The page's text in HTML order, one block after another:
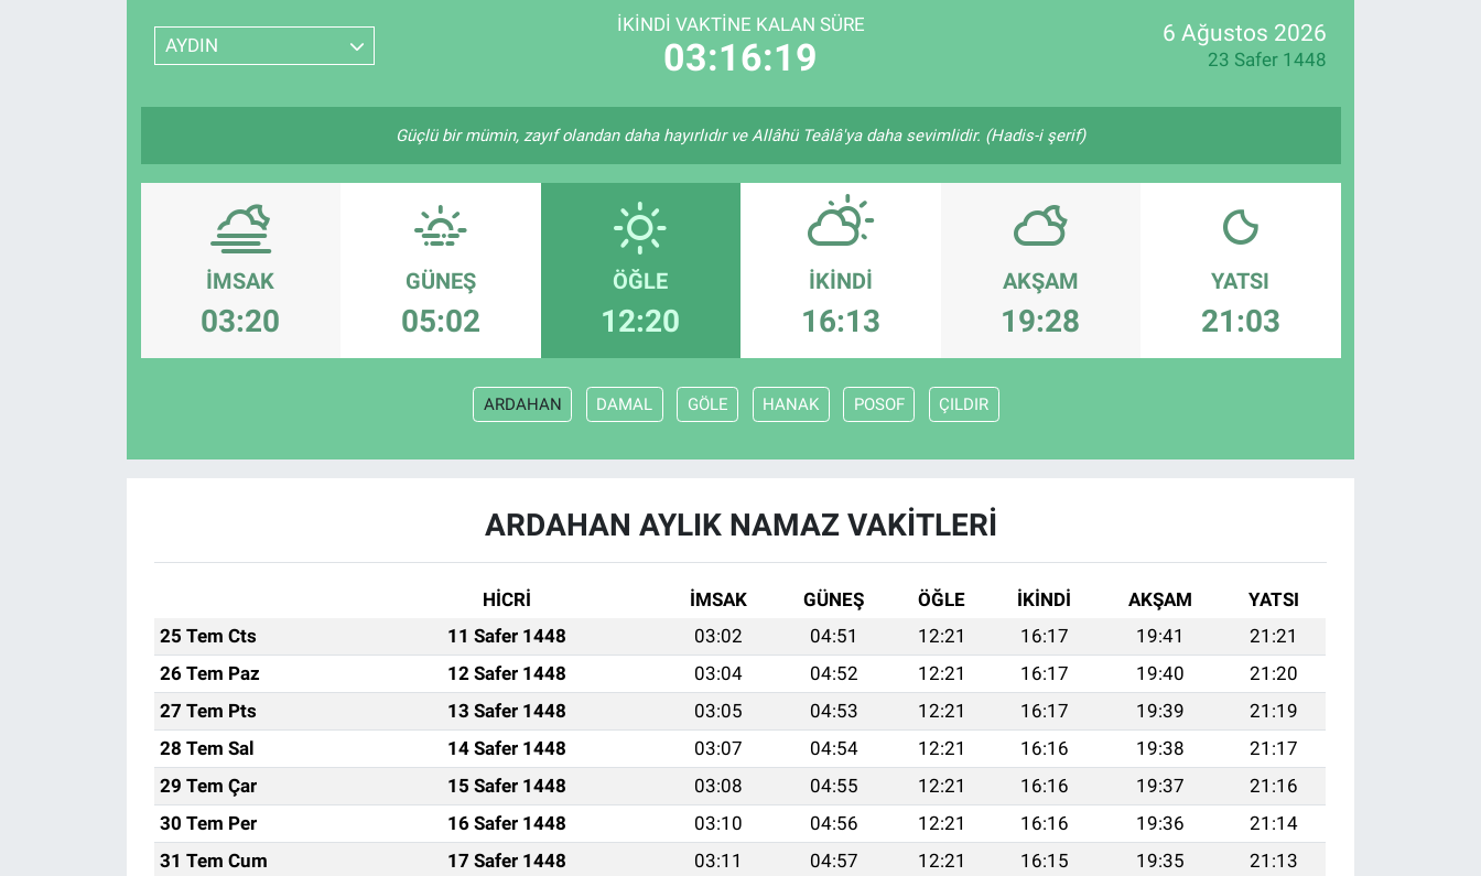
AYDIN
İKINDI VAKTINE KALAN SÜRE
03:16:19
6 Ağustos 2026
23 Safer 1448
Güçlü bir mümin, zayıf olandan daha hayırlıdır ve Allâhü Teâlâ'ya daha sevimlidir. (Hadis-i şerif)
İMSAK
03:20
GÜNEŞ
05:02
ÖĞLE
12:20
İKINDI
16:13
AKŞAM
19:28
YATSI
21:03
ARDAHAN DAMAL GÖLE HANAK POSOF ÇILDIR
ARDAHAN AYLIK NAMAZ VAKITLERI
HİCRİ İMSAK GÜNEŞ ÖĞLE İKINDI AKŞAM
YATSI
25 Tem Cts
11 Safer 1448 03:02 04:51 12:21 16:17 19:41
21:21
26 Tem Paz
12 Safer 1448 03:04 04:52 12:21 16:17 19:40
21:20
27 Tem Pts
13 Safer 1448 03:05 04:53 12:21 16:17 19:39
21:19
28 Tem Sal
14 Safer 1448 03:07 04:54 12:21 16:16 19:38
21:17
29 Tem Çar
15 Safer 1448 03:08 04:55 12:21 16:16 19:37
21:16
30 Tem Per
16 Safer 1448 03:10 04:56 12:21 16:16 19:36
21:14
31 Tem Cum
17 Safer 1448 03:11 04:57 12:21 16:15 19:35
21:13